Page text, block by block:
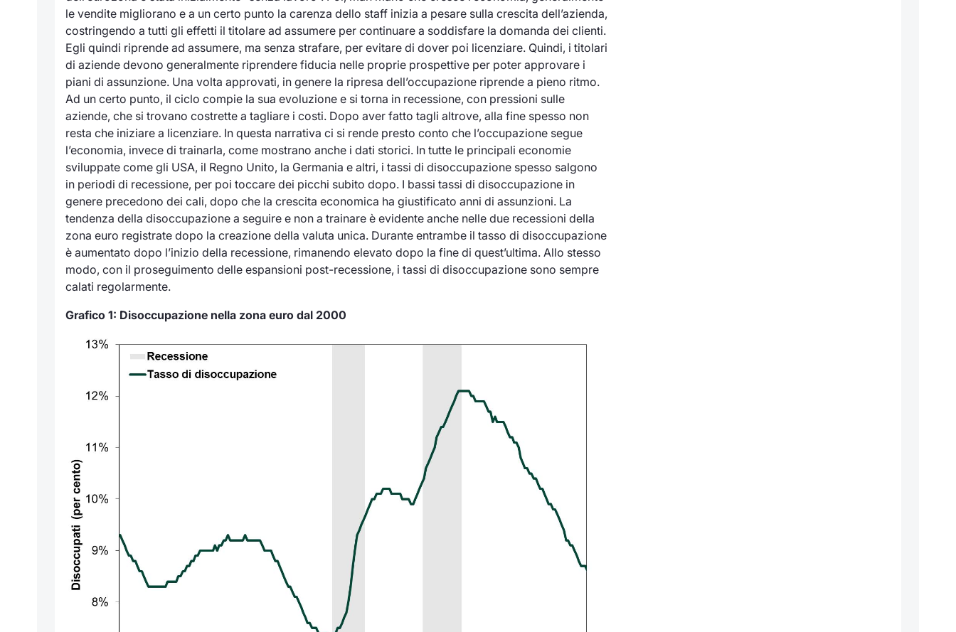
le vendite migliorano e a un certo punto la carenza dello staff inizia a pesare sulla crescita dell’azienda,
costringendo a tutti gli effetti il titolare ad assumere per continuare a soddisfare la domanda dei clienti.
Egli quindi riprende ad assumere, ma senza strafare, per evitare di dover poi licenziare. Quindi, i titolari
di aziende devono generalmente riprendere fiducia nelle proprie prospettive per poter approvare i
piani di assunzione. Una volta approvati, in genere la ripresa dell’occupazione riprende a pieno ritmo.
Ad un certo punto, il ciclo compie la sua evoluzione e si torna in recessione, con pressioni sulle
aziende, che si trovano costrette a tagliare i costi. Dopo aver fatto tagli altrove, alla fine spesso non
resta che iniziare a licenziare. In questa narrativa ci si rende presto conto che l’occupazione segue
l’economia, invece di trainarla, come mostrano anche i dati storici. In tutte le principali economie
sviluppate come gli USA, il Regno Unito, la Germania e altri, i tassi di disoccupazione spesso salgono
in periodi di recessione, per poi toccare dei picchi subito dopo. I bassi tassi di disoccupazione in
genere precedono dei cali, dopo che la crescita economica ha giustificato anni di assunzioni. La
tendenza della disoccupazione a seguire e non a trainare è evidente anche nelle due recessioni della
zona euro registrate dopo la creazione della valuta unica. Durante entrambe il tasso di disoccupazione
è aumentato dopo l’inizio della recessione, rimanendo elevato dopo la fine di quest’ultima. Allo stesso
modo, con il proseguimento delle espansioni post-recessione, i tassi di disoccupazione sono sempre
calati regolarmente.
Grafico 1: Disoccupazione nella zona euro dal 2000